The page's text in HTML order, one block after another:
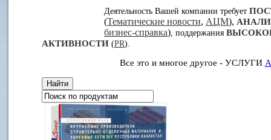
Деятельность Вашей компании требует
(Тематические новости, АЦМ),
бизнес-справка), поддержания
АКТИВНОСТИ (PR).
Все это и многое другое - УСЛУГИ